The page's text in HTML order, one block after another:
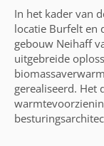
In het kader van
locatie Burfelt en
gebouw Neihaff
uitgebreide
gerealiseerd. Het